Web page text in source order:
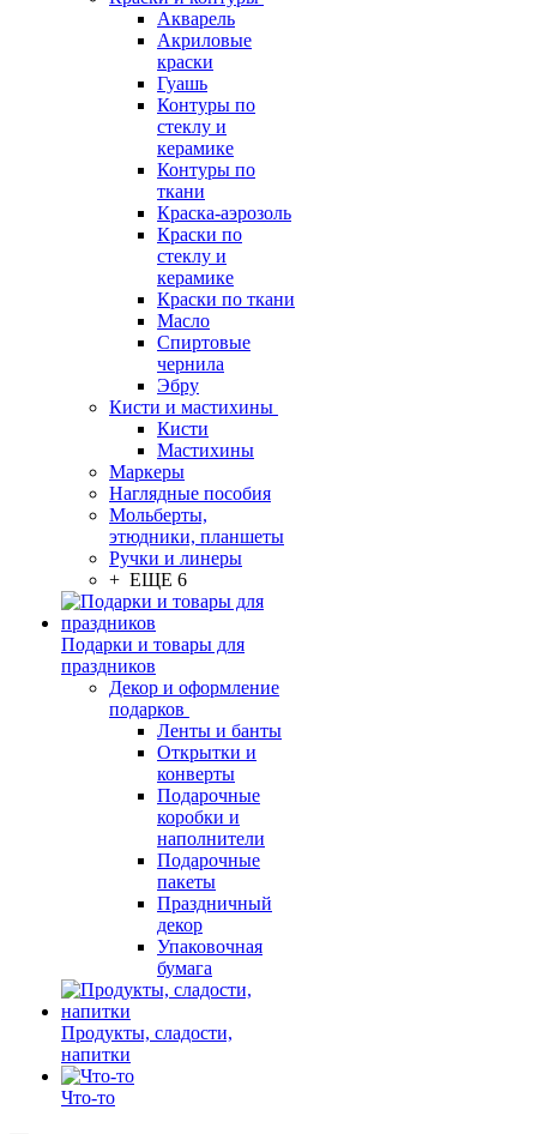
Акварель
Акриловые
краски
Гуашь
Контуры по
стеклу и
керамике
Контуры по
ткани
Краска-аэрозоль
Краски по
стеклу и
керамике
Краски по ткани
Масло
Спиртовые
чернила
Эбру
Кисти и мастихины
Кисти
Мастихины
Маркеры
Наглядные пособия
Мольберты,
этюдники, планшеты
Ручки и линеры
+ ЕЩЕ 6
Подарки и товары для
праздников
Декор и оформление
подарков
Ленты и банты
Открытки и
конверты
Подарочные
коробки и
наполнители
Подарочные
пакеты
Праздничный
декор
Упаковочная
бумага
Продукты, сладости,
напитки
Что-то